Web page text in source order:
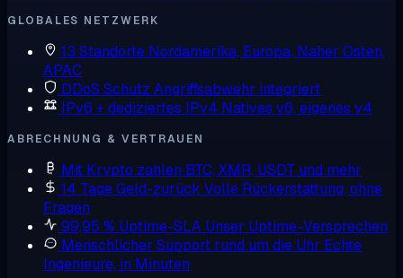
GLOBALES NETZWERK
13 Standorte Nordamerika, Europa, Naher Osten,
APAC
DDoS Schutz Angriffsabwehr integriert
IPv6 + dediziertes IPv4 Natives v6, eigenes v4
ABRECHNUNG & VERTRAUEN
Mit Krypto zahlen BTC, XMR, USDT und mehr
14 Tage Geld-zurück Volle Rückerstattung, ohne
Fragen
99,95 % Uptime-SLA Unser Uptime-Versprechen
Menschlicher Support rund um die Uhr Echte
Ingenieure, in Minuten